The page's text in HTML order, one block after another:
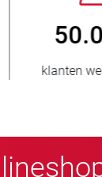
jaar
>